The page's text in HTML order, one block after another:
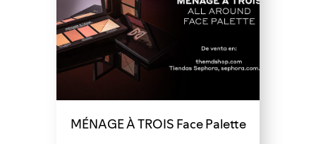
MÉNAGE À TROIS Face Palette